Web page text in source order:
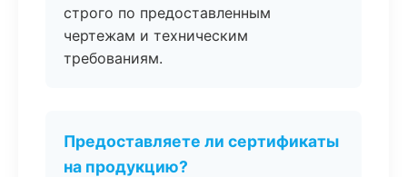
строго по предоставленным
чертежам и техническим
требованиям.
Предоставляете ли сертификаты
на продукцию?